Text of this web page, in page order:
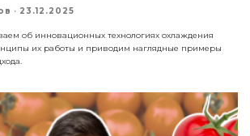
· 23.12.2025
об инновационных технологиях охлаждения
их работы и приводим наглядные примеры